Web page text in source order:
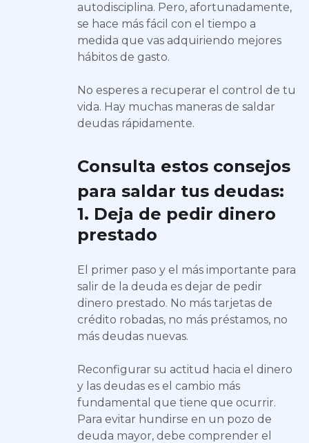
autodisciplina. Pero, afortunadamente,
se hace más fácil con el tiempo a
medida que vas adquiriendo mejores
hábitos de gasto.
No esperes a recuperar el control de tu
vida. Hay muchas maneras de saldar
deudas rápidamente.
Consulta estos consejos
para saldar tus deudas:
1. Deja de pedir dinero
prestado
El primer paso y el más importante para
salir de la deuda es dejar de pedir
dinero prestado. No más tarjetas de
crédito robadas, no más préstamos, no
más deudas nuevas.
Reconfigurar su actitud hacia el dinero
y las deudas es el cambio más
fundamental que tiene que ocurrir.
Para evitar hundirse en un pozo de
deuda mayor, debe comprender el